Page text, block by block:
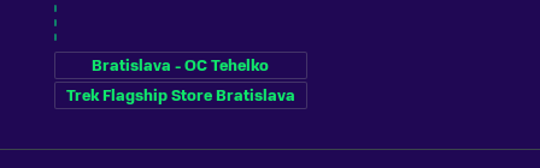
Bratislava - OC Tehelko
Trek Flagship Store Bratislava